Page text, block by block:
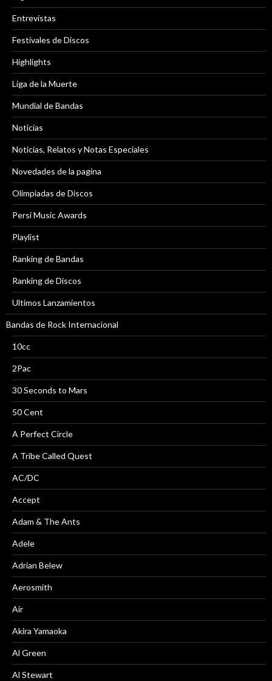
Entrevistas
Festivales de Discos
Highlights
Liga de la Muerte
Mundial de Bandas
Noticias
Noticias, Relatos y Notas Especiales
Novedades de la pagina
Olimpiadas de Discos
Persi Music Awards
Playlist
Ranking de Bandas
Ranking de Discos
Ultimos Lanzamientos
Bandas de Rock Internacional
10cc
2Pac
30 Seconds to Mars
50 Cent
A Perfect Circle
A Tribe Called Quest
AC/DC
Accept
Adam & The Ants
Adele
Adrian Belew
Aerosmith
Air
Akira Yamaoka
Al Green
Al Stewart